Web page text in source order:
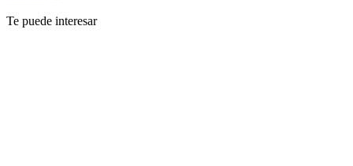
Te puede interesar